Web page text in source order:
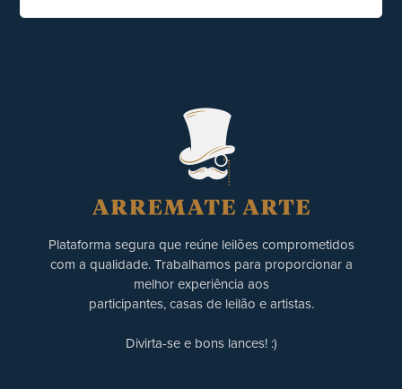
Plataforma segura que reúne leilões comprometidos
com a qualidade. Trabalhamos para proporcionar a
melhor experiência aos
participantes, casas de leilão e artistas.
Divirta-se e bons lances! :)